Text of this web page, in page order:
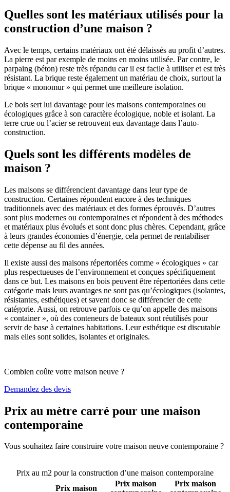
Quelles sont les matériaux utilisés pour la
construction d’une maison ?
Avec le temps, certains matériaux ont été délaissés au profit d’autres.
La pierre est par exemple de moins en moins utilisée. Par contre, le
parpaing (béton) reste très répandu car il est facile à utiliser et est très
résistant. La brique reste également un matériau de choix, surtout la
brique « monomur » qui permet une meilleure isolation.
Le bois sert lui davantage pour les maisons contemporaines ou
écologiques grâce à son caractère écologique, noble et isolant. La
terre crue ou l’acier se retrouvent eux davantage dans l’auto-
construction.
Quels sont les différents modèles de
maison ?
Les maisons se différencient davantage dans leur type de
construction. Certaines répondent encore à des techniques
traditionnels avec des matériaux et des formes éprouvés. D’autres
sont plus modernes ou contemporaines et répondent à des méthodes
et matériaux plus évolués et sont donc plus chères. Cependant, grâce
à leurs grandes économies d’énergie, cela permet de rentabiliser
cette dépense au fil des années.
Il existe aussi des maisons répertoriées comme « écologiques » car
plus respectueuses de l’environnement et conçues spécifiquement
dans ce but. Les maisons en bois peuvent être répertoriées dans cette
catégorie mais leurs avantages ne sont pas qu’écologiques (isolantes,
résistantes, esthétiques) et savent donc se différencier de cette
catégorie. Aussi, on retrouve parfois ce qu’on appelle des maisons
« container », où des conteneurs de bateaux sont réutilisés pour
servir de base à certaines habitations. Leur esthétique est discutable
mais elles sont solides, isolantes et originales.
Combien coûte votre maison neuve ?
Demandez des devis
Prix au mètre carré pour une maison
contemporaine
Vous souhaitez faire construire votre maison neuve contemporaine ?
Prix au m2 pour la construction d’une maison contemporaine
Prix maison
Prix maison
Prix maison